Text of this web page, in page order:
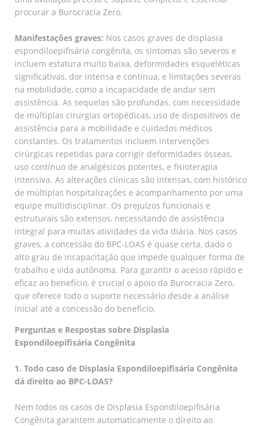
procurar a Burocracia Zero.
Manifestações graves: Nos casos graves de displasia
espondiloepifisária congênita, os sintomas são severos e
incluem estatura muito baixa, deformidades esqueléticas
significativas, dor intensa e contínua, e limitações severas
na mobilidade, como a incapacidade de andar sem
assistência. As sequelas são profundas, com necessidade
de múltiplas cirurgias ortopédicas, uso de dispositivos de
assistência para a mobilidade e cuidados médicos
constantes. Os tratamentos incluem intervenções
cirúrgicas repetidas para corrigir deformidades ósseas,
uso contínuo de analgésicos potentes, e fisioterapia
intensiva. As alterações clínicas são intensas, com histórico
de múltiplas hospitalizações e acompanhamento por uma
equipe multidisciplinar. Os prejuízos funcionais e
estruturais são extensos, necessitando de assistência
integral para muitas atividades da vida diária. Nos casos
graves, a concessão do BPC-LOAS é quase certa, dado o
alto grau de incapacitação que impede qualquer forma de
trabalho e vida autônoma. Para garantir o acesso rápido e
eficaz ao benefício, é crucial o apoio da Burocracia Zero,
que oferece todo o suporte necessário desde a análise
inicial até a concessão do benefício.
Perguntas e Respostas sobre Displasia
Espondiloepifisária Congênita
1. Todo caso de Displasia Espondiloepifisária Congênita
dá direito ao BPC-LOAS?
Nem todos os casos de Displasia Espondiloepifisária
Congênita garantem automaticamente o direito ao